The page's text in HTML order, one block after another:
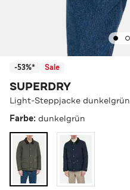
-53%* Sale
SUPERDRY
Light-Steppjacke dunkelgrün
Farbe: dunkelgrün